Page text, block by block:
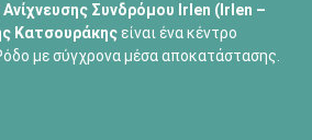
Συνδρόμου Irlen (Irlen –
Κατσουράκηςείναι ένα κέντρο
με σύγχρονα μέσα αποκατάστασης.